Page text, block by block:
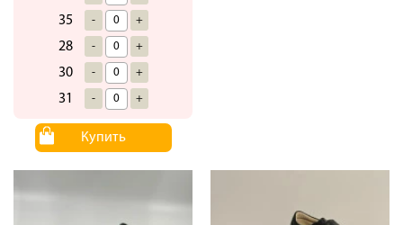
35 - +
28 - +
30 - +
31 - +
Купить